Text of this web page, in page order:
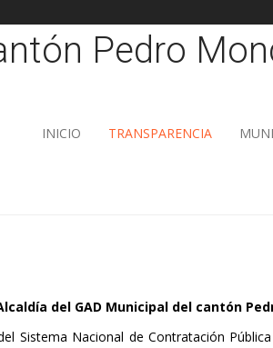
INICIO TRANSPARENCIA
del GAD Municipal del cantón
Sistema Nacional de Contratación